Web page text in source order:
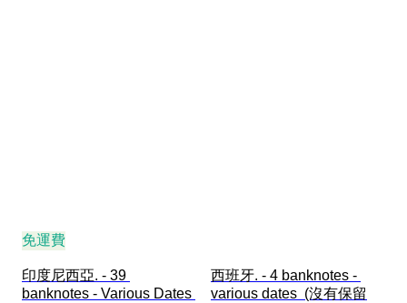
免運費
印度尼西亞. - 39
banknotes - Various Dates
西班牙. - 4 banknotes -
various dates  (沒有保留